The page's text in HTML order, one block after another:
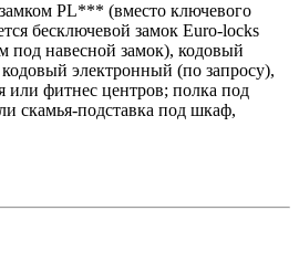
PL*** (вместо ключевого
бесключевой замок Euro-locks
под навесной замок), кодовый
электронный (по запросу),
или фитнес центров; полка под
скамья-подставка под шкаф,